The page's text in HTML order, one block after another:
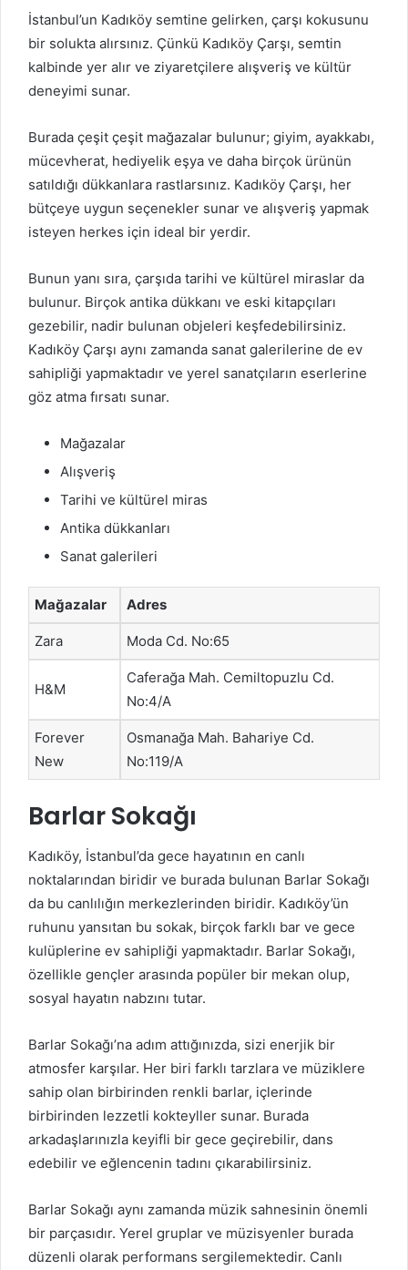
İstanbul’un Kadıköy semtine gelirken, çarşı kokusunu
bir solukta alırsınız. Çünkü Kadıköy Çarşı, semtin
kalbinde yer alır ve ziyaretçilere alışveriş ve kültür
deneyimi sunar.
Burada çeşit çeşit mağazalar bulunur; giyim, ayakkabı,
mücevherat, hediyelik eşya ve daha birçok ürünün
satıldığı dükkanlara rastlarsınız. Kadıköy Çarşı, her
bütçeye uygun seçenekler sunar ve alışveriş yapmak
isteyen herkes için ideal bir yerdir.
Bunun yanı sıra, çarşıda tarihi ve kültürel miraslar da
bulunur. Birçok antika dükkanı ve eski kitapçıları
gezebilir, nadir bulunan objeleri keşfedebilirsiniz.
Kadıköy Çarşı aynı zamanda sanat galerilerine de ev
sahipliği yapmaktadır ve yerel sanatçıların eserlerine
göz atma fırsatı sunar.
Mağazalar
Alışveriş
Tarihi ve kültürel miras
Antika dükkanları
Sanat galerileri
Mağazalar Adres
Zara Moda Cd. No:65
H&M
Caferağa Mah. Cemiltopuzlu Cd.
No:4/A
Forever
New
Osmanağa Mah. Bahariye Cd.
No:119/A
Barlar Sokağı
Kadıköy, İstanbul’da gece hayatının en canlı
noktalarından biridir ve burada bulunan Barlar Sokağı
da bu canlılığın merkezlerinden biridir. Kadıköy’ün
ruhunu yansıtan bu sokak, birçok farklı bar ve gece
kulüplerine ev sahipliği yapmaktadır. Barlar Sokağı,
özellikle gençler arasında popüler bir mekan olup,
sosyal hayatın nabzını tutar.
Barlar Sokağı’na adım attığınızda, sizi enerjik bir
atmosfer karşılar. Her biri farklı tarzlara ve müziklere
sahip olan birbirinden renkli barlar, içlerinde
birbirinden lezzetli kokteyller sunar. Burada
arkadaşlarınızla keyifli bir gece geçirebilir, dans
edebilir ve eğlencenin tadını çıkarabilirsiniz.
Barlar Sokağı aynı zamanda müzik sahnesinin önemli
bir parçasıdır. Yerel gruplar ve müzisyenler burada
düzenli olarak performans sergilemektedir. Canlı